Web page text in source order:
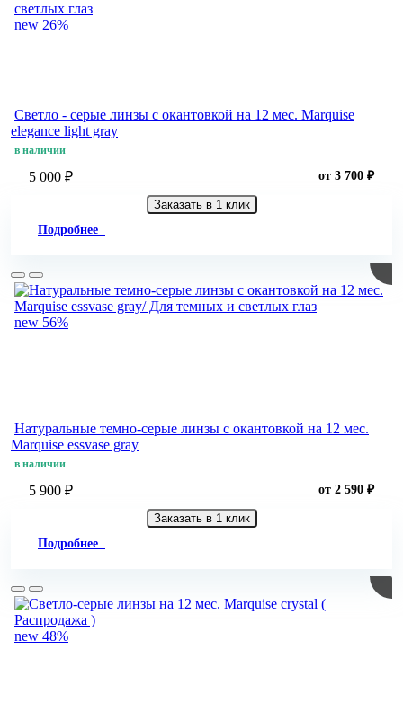
new 26%
Светло - cерые линзы c окантовкой на 12 мес. Marquise
elegance light gray
в наличии
5 000 ₽ от 3 700 ₽
Заказать в 1 клик
Подробнее
new 56%
Натуральные темно-серые линзы c окантовкой на 12 мес.
Marquise essvase gray
в наличии
5 900 ₽ от 2 590 ₽
Заказать в 1 клик
Подробнее
new 48%